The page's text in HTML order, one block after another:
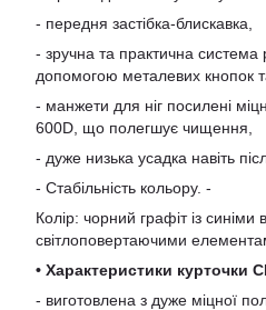
- передня застібка-блискавка,
- зручна та практична система
допомогою металевих кнопок
- манжети для ніг посилені
600D, що полегшує чищення,
- дуже низька усадка навіть
- Стабільність кольору. -
Колір: чорний графіт із синіми
світлоповертаючими
• Характеристики курточки
- виготовлена ​​з дуже міцної